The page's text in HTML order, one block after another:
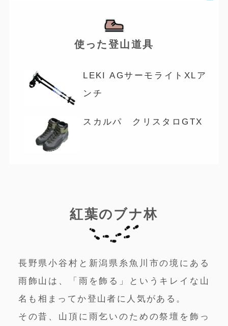
使った登山道具
LEKI AGサーモライトXLア
ンチ
スカルパ クリスタロGTX
紅葉のブナ林
長野県小谷村と新潟県糸魚川市の境にある
雨飾山は、「雨を飾る」というキレイな山
名も相まってか登山者に人気がある。
その昔、山頂に雨乞いのための祭壇を飾っ